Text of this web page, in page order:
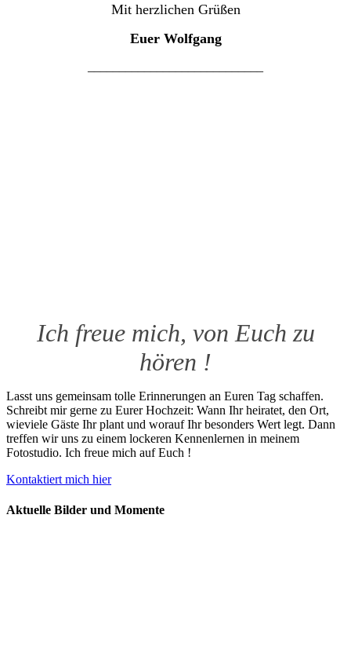
Mit herzlichen Grüßen
Euer Wolfgang
Ich freue mich, von Euch zu
hören !
Lasst uns gemeinsam tolle Erinnerungen an Euren Tag schaffen.
Schreibt mir gerne zu Eurer Hochzeit: Wann Ihr heiratet, den Ort,
wieviele Gäste Ihr plant und worauf Ihr besonders Wert legt. Dann
treffen wir uns zu einem lockeren Kennenlernen in meinem
Fotostudio. Ich freue mich auf Euch !
Kontaktiert mich hier
Aktuelle Bilder und Momente